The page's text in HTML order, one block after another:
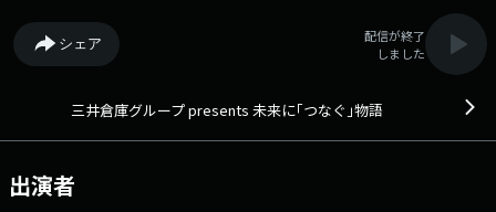
https://www.tfm.co.jp/f/miratsuna/message
シェア
配信が終了
しました
三井倉庫グループ presents 未来に｢つなぐ｣物語
出演者